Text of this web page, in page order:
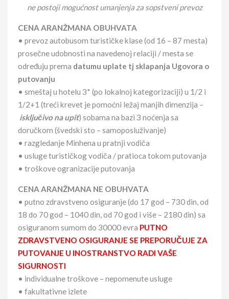
ne postoji mogućnost umanjenja za sopstveni prevoz
CENA ARANŽMANA OBUHVATA
• prevoz autobusom turističke klase (od 16 – 87 mesta)
prosečne udobnosti na navedenoj relaciji / mesta se
određuju prema datumu uplate tj sklapanja Ugovora o
putovanju
• smeštaj u hotelu 3* (po lokalnoj kategorizaciji) u 1/2 i
1/2+1 (treći krevet je pomoćni ležaj manjih dimenzija –
isključivo na upit) sobama na bazi 3 noćenja sa
doručkom (švedski sto – samoposluživanje)
• razgledanje Minhena u pratnji vodiča
• usluge turističkog vodiča / pratioca tokom putovanja
• troškove ogranizacije putovanja
CENA ARANŽMANA NE OBUHVATA
• putno zdravstveno osiguranje (do 17 god – 730 din, od
18 do 70 god – 1040 din, od 70 god i više – 2180 din) sa
osiguranom sumom do 30000 evra PUTNO
ZDRAVSTVENO OSIGURANJE SE PREPORUČUJE ZA
PUTOVANJE U INOSTRANSTVO RADI VAŠE
SIGURNOSTI
• individualne troškove – nepomenute usluge
• fakultativne izlete